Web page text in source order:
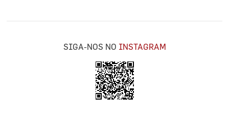
SIGA-NOS NO INSTAGRAM